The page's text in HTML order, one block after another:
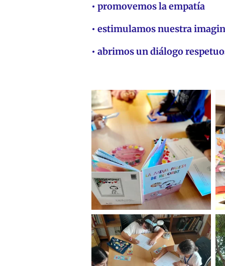
• promovemos la empatía
• estimulamos nuestra
• abrimos un diálogo